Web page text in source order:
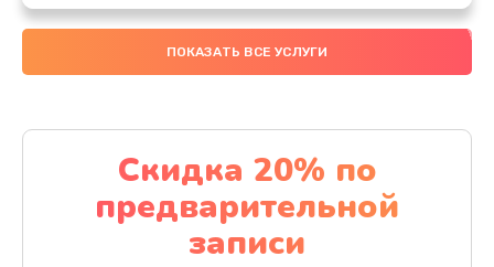
Замена аккумулятора
4000 руб.
Замена материнской платы
1100 руб.
Заказать
ПОКАЗАТЬ ВСЕ УСЛУГИ
Скидка 20% по
предварительной
записи